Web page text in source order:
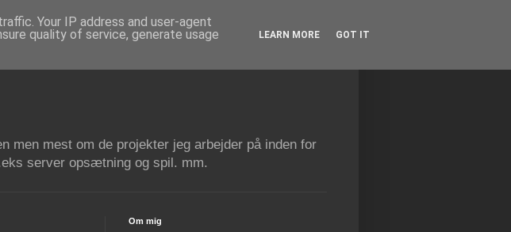
men mest om de projekter jeg arbejder på inden for
server opsætning og spil. mm.
Om mig
Your IP address and user-agent
quality of service, generate usage
LEARN MORE GOT IT